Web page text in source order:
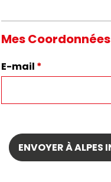
Mes Coordonnées
E-mail *